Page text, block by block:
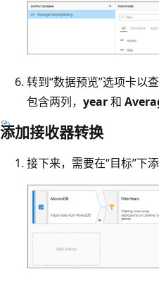
转到“数据预览”选项卡以
包含两列， year和
添加接收器转换
接下来，需要在“目标”下